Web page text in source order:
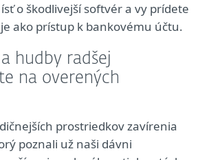
o škodlivejší softvér a vy prídete
ako prístup k bankovému účtu.
hudby radšej
na overených
prostriedkov zavírenia
poznali už naši dávni